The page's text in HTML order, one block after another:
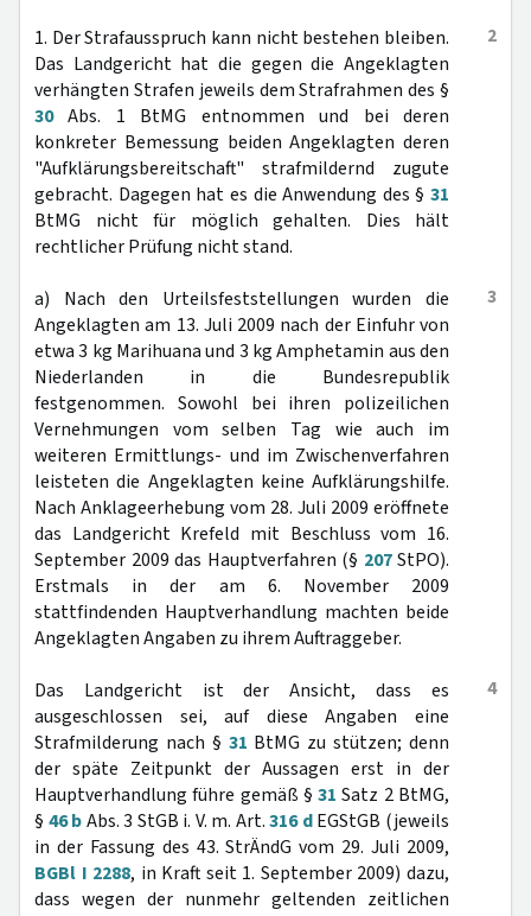
2
1. Der Strafausspruch kann nicht bestehen bleiben.
Das Landgericht hat die gegen die Angeklagten
verhängten Strafen jeweils dem Strafrahmen des §
30Abs. 1 BtMG entnommen und bei deren
konkreter Bemessung beiden Angeklagten deren
"Aufklärungsbereitschaft" strafmildernd zugute
gebracht. Dagegen hat es die Anwendung des § 31
BtMG nicht für möglich gehalten. Dies hält
rechtlicher Prüfung nicht stand.
3
a) Nach den Urteilsfeststellungen wurden die
Angeklagten am 13. Juli 2009 nach der Einfuhr von
etwa 3 kg Marihuana und 3 kg Amphetamin aus den
Niederlanden in die Bundesrepublik
festgenommen. Sowohl bei ihren polizeilichen
Vernehmungen vom selben Tag wie auch im
weiteren Ermittlungs- und im Zwischenverfahren
leisteten die Angeklagten keine Aufklärungshilfe.
Nach Anklageerhebung vom 28. Juli 2009 eröffnete
das Landgericht Krefeld mit Beschluss vom 16.
September 2009 das Hauptverfahren (§ 207StPO).
Erstmals in der am 6. November 2009
stattfindenden Hauptverhandlung machten beide
Angeklagten Angaben zu ihrem Auftraggeber.
4
Das Landgericht ist der Ansicht, dass es
ausgeschlossen sei, auf diese Angaben eine
Strafmilderung nach § 31 BtMG zu stützen; denn
der späte Zeitpunkt der Aussagen erst in der
Hauptverhandlung führe gemäß §31 Satz 2 BtMG,
§ 46 bAbs. 3 StGB i. V. m. Art.316 dEGStGB (jeweils
in der Fassung des 43. StrÄndG vom 29. Juli 2009,
BGBl I 2288, in Kraft seit 1. September 2009) dazu,
dass wegen der nunmehr geltenden zeitlichen